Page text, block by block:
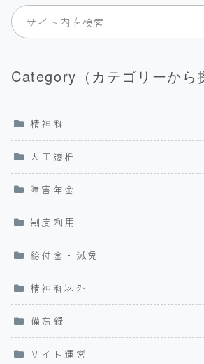
Category（カテゴリーから
精神科
人工透析
障害年金
制度利用
給付金・減免
精神科以外
備忘録
サイト運営